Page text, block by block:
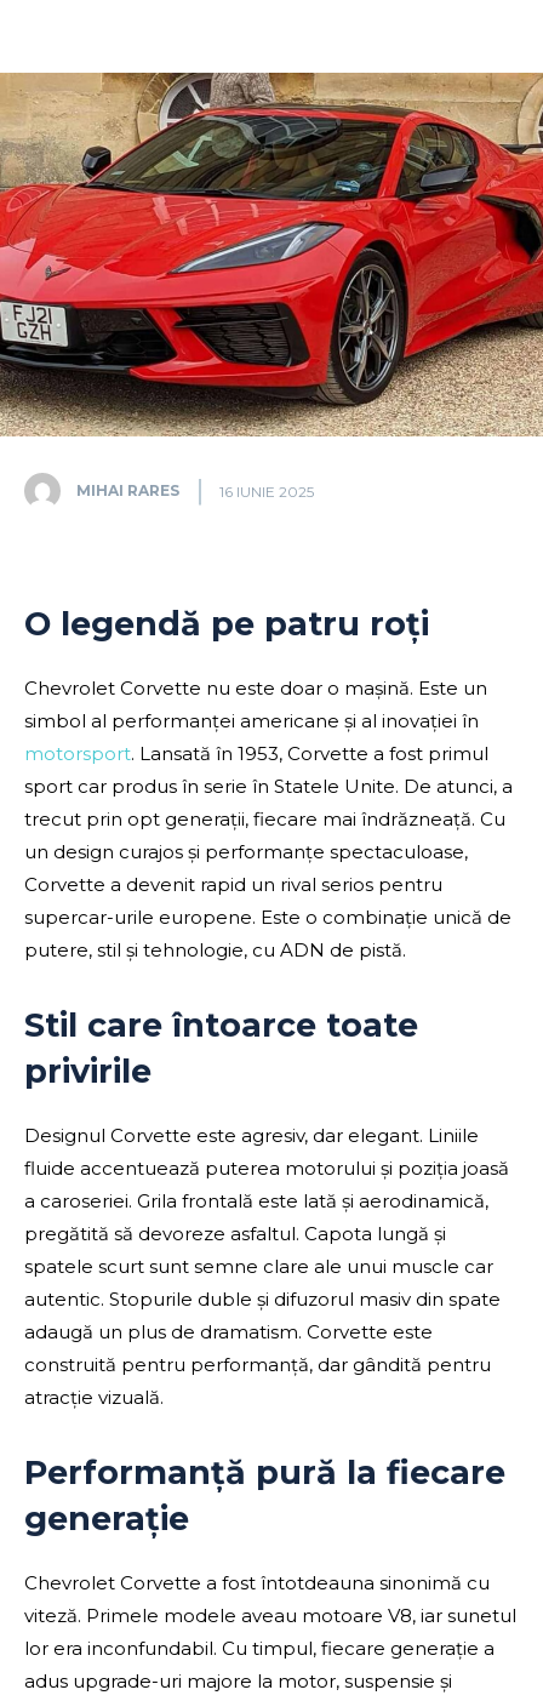
MIHAI RARES 16 IUNIE 2025
O legendă pe patru roți
Chevrolet Corvette nu este doar o mașină. Este un
simbol al performanței americane și al inovației în
motorsport. Lansată în 1953, Corvette a fost primul
sport car produs în serie în Statele Unite. De atunci, a
trecut prin opt generații, fiecare mai îndrăzneață. Cu
un design curajos și performanțe spectaculoase,
Corvette a devenit rapid un rival serios pentru
supercar-urile europene. Este o combinație unică de
putere, stil și tehnologie, cu ADN de pistă.
Stil care întoarce toate
privirile
Designul Corvette este agresiv, dar elegant. Liniile
fluide accentuează puterea motorului și poziția joasă
a caroseriei. Grila frontală este lată și aerodinamică,
pregătită să devoreze asfaltul. Capota lungă și
spatele scurt sunt semne clare ale unui muscle car
autentic. Stopurile duble și difuzorul masiv din spate
adaugă un plus de dramatism. Corvette este
construită pentru performanță, dar gândită pentru
atracție vizuală.
Performanță pură la fiecare
generație
Chevrolet Corvette a fost întotdeauna sinonimă cu
viteză. Primele modele aveau motoare V8, iar sunetul
lor era inconfundabil. Cu timpul, fiecare generație a
adus upgrade-uri majore la motor, suspensie și